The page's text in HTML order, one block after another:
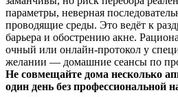
параметры, неверная
проводящие среды. Это ведёт к
барьера и обострению акне.
очный или онлайн-протокол у
желании — домашние сеансы по
Не совмещайте дома несколько
один день без профессиональной